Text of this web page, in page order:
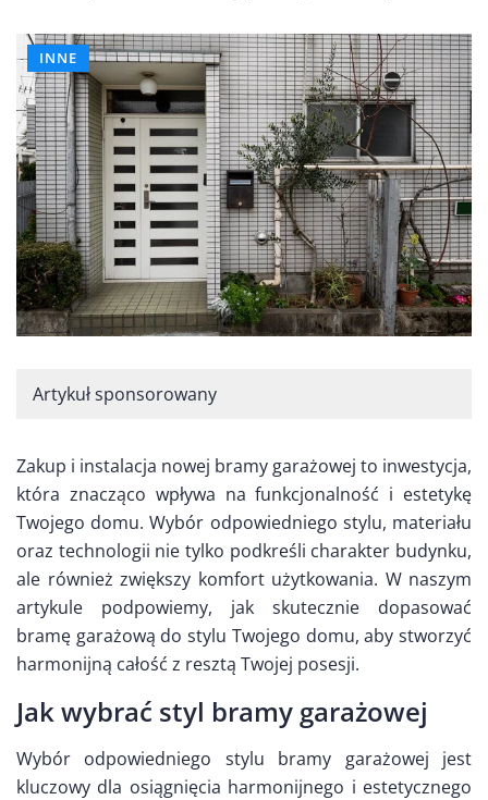
INNE
Artykuł sponsorowany
Zakup i instalacja nowej bramy garażowej to inwestycja,
która znacząco wpływa na funkcjonalność i estetykę
Twojego domu. Wybór odpowiedniego stylu, materiału
oraz technologii nie tylko podkreśli charakter budynku,
ale również zwiększy komfort użytkowania. W naszym
artykule podpowiemy, jak skutecznie dopasować
bramę garażową do stylu Twojego domu, aby stworzyć
harmonijną całość z resztą Twojej posesji.
Jak wybrać styl bramy garażowej
Wybór odpowiedniego stylu bramy garażowej jest
kluczowy dla osiągnięcia harmonijnego i estetycznego